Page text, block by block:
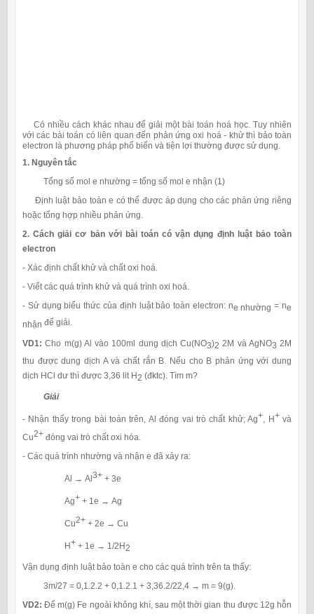
Có nhiều cách khác nhau để giải một bài toán hoá học. Tuy nhiên
với các bài toán có liên quan đến phản ứng oxi hoá - khử thì bảo toàn
electron là phương pháp phổ biến và tiện lợi thường được sử dụng.
1. Nguyên tắc
Tổng số mol e nhường = tổng số mol e nhận (1)
Định luật bảo toàn e có thể được áp dụng cho các phản ứng riêng
hoặc tổng hợp nhiều phản ứng.
2. Cách giải cơ bản với bài toán có vận dụng định luật bảo toàn
electron
- Xác định chất khử và chất oxi hoá.
- Viết các quá trình khử và quá trình oxi hoá.
- Sử dụng biểu thức của định luật bảo toàn electron: ne nhường = ne
nhận để giải.
VD1: Cho m(g) Al vào 100ml dung dịch Cu(NO3)2 2M và AgNO3 2M
thu được dung dịch A và chất rắn B. Nếu cho B phản ứng với dung
dịch HCl dư thì được 3,36 lit H2 (đktc). Tìm m?
Giải
- Nhận thấy trong bài toán trên, Al đóng vai trò chất khử; Ag+, H+ và
Cu2+ đóng vai trò chất oxi hóa.
- Các quá trình nhường và nhận e đã xảy ra:
Al → Al 3+ + 3e
Ag+ + 1e → Ag
Cu2+ + 2e → Cu
H+ + 1e → 1/2H2
Vận dụng định luật bảo toàn e cho các quá trình trên ta thấy:
3m/27 = 0,1.2.2 + 0,1.2.1 + 3,36.2/22,4 → m = 9(g).
VD2: Để m(g) Fe ngoài không khí, sau một thời gian thu được 12g hỗn